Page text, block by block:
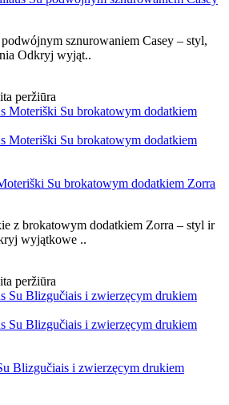
sznurowaniem Casey – styl,
Odkryj wyjąt..
peržiūra
Su brokatowym dodatkiem Zorra
z brokatowym dodatkiem Zorra – styl ir
wyjątkowe ..
peržiūra
Blizgučiais i zwierzęcym drukiem